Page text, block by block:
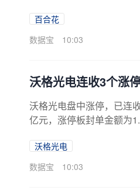
部席位合计净买入1.62亿
4万人民币。（数据宝）
百合花
数据宝
10:03
沃格光电连收3个涨
沃格光电盘中涨停，已连
亿元，涨停板封单金额为
区间为-158.52%~-
沃格光电
数据宝
10:03